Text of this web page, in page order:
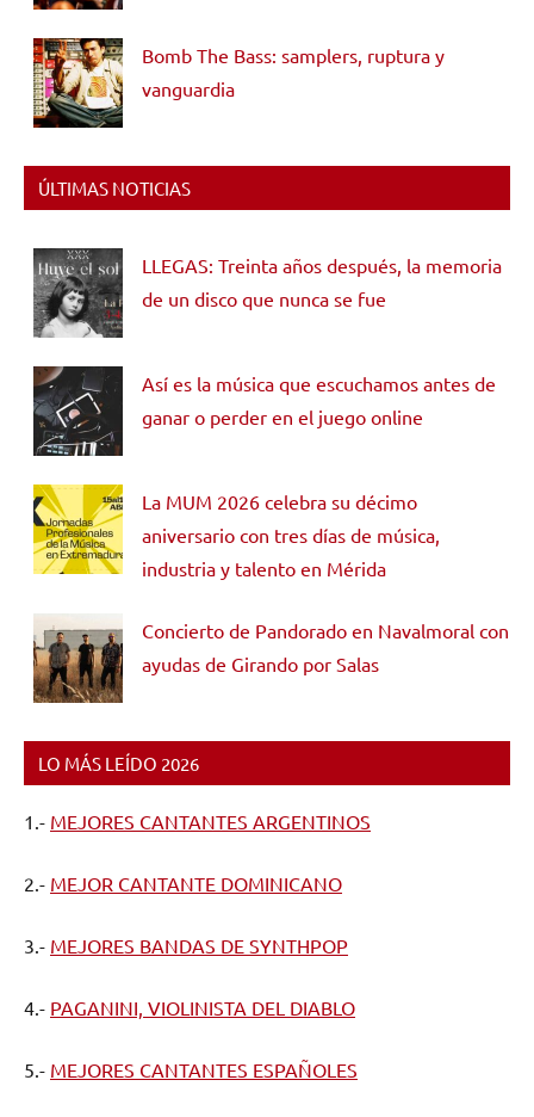
Bomb The Bass: samplers, ruptura y
vanguardia
ÚLTIMAS NOTICIAS
LLEGAS: Treinta años después, la memoria
de un disco que nunca se fue
Así es la música que escuchamos antes de
ganar o perder en el juego online
La MUM 2026 celebra su décimo
aniversario con tres días de música,
industria y talento en Mérida
Concierto de Pandorado en Navalmoral con
ayudas de Girando por Salas
LO MÁS LEÍDO 2026
1.- MEJORES CANTANTES ARGENTINOS
2.- MEJOR CANTANTE DOMINICANO
3.- MEJORES BANDAS DE SYNTHPOP
4.- PAGANINI, VIOLINISTA DEL DIABLO
5.- MEJORES CANTANTES ESPAÑOLES